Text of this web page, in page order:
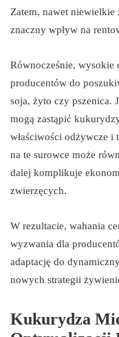
Zatem, nawet
znaczny wpływ na
Równocześnie, wysokie
producentów do
soja, żyto czy pszenica.
mogą zastąpić
właściwości odżywcze i
na te surowce może
dalej komplikuje
zwierzęcych.
W rezultacie, wahania
wyzwania dla
adaptację do
nowych strategii
Kukurydza